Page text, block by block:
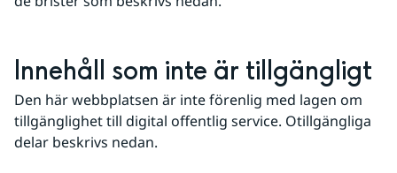
Innehåll som inte är tillgängligt
Den här webbplatsen är inte förenlig med lagen om
tillgänglighet till digital offentlig service. Otillgängliga
delar beskrivs nedan.